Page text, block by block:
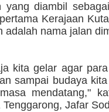
yang diambil
Kerajaan
adalah nama jalan
kita gelar agar
sampai budaya
mendatang,"
Jafar